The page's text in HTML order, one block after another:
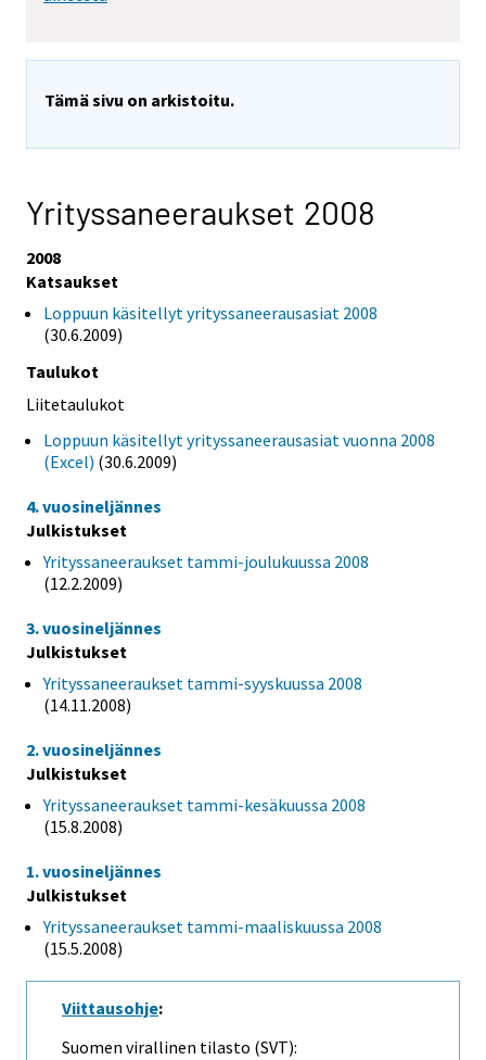
Tämä sivu on arkistoitu.
Yrityssaneeraukset 2008
2008
Katsaukset
Loppuun käsitellyt yrityssaneerausasiat 2008
(30.6.2009)
Taulukot
Liitetaulukot
Loppuun käsitellyt yrityssaneerausasiat vuonna 2008
(Excel) (30.6.2009)
4. vuosineljännes
Julkistukset
Yrityssaneeraukset tammi-joulukuussa 2008
(12.2.2009)
3. vuosineljännes
Julkistukset
Yrityssaneeraukset tammi-syyskuussa 2008
(14.11.2008)
2. vuosineljännes
Julkistukset
Yrityssaneeraukset tammi-kesäkuussa 2008
(15.8.2008)
1. vuosineljännes
Julkistukset
Yrityssaneeraukset tammi-maaliskuussa 2008
(15.5.2008)
Viittausohje:
Suomen virallinen tilasto (SVT):